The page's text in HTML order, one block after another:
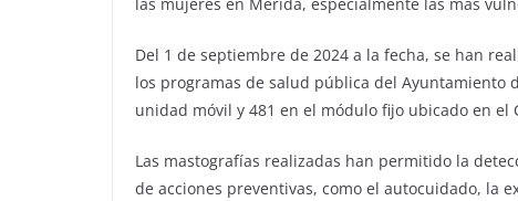
Del 1 de septiembre de 2024 a la fecha, se han
los programas de salud pública del Ayuntamiento
unidad móvil y 481 en el módulo fijo ubicado en el
Las mastografías realizadas han permitido la
de acciones preventivas, como el autocuidado, la